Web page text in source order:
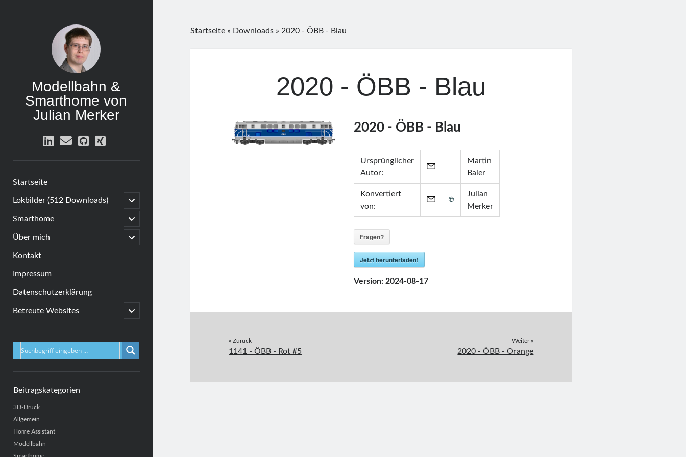
Modellbahn &
Smarthome von
Julian Merker
linkedin
emailgithub
xing
Startseite
Lokbilder (512 Downloads)
open
child
menu
Smarthome
open
child
menu
Über mich
open
child
Kontakt
Impressum
Datenschutzerklärung
Betreute Websites
open
child
Sidebar
Beitragskategorien
3D-Druck
Allgemein
Home Assistant
Modellbahn
Startseite » Downloads » 2020 - ÖBB - Blau
2020 - ÖBB - Blau
2020 - ÖBB - Blau
Ursprünglicher
Autor:
Martin
Baier
Konvertiert
von:
Julian
Merker
Fragen?
Jetzt herunterladen!
Version: 2024-08-17
« Zurück
1141 - ÖBB - Rot #5
Weiter »
2020 - ÖBB - Orange